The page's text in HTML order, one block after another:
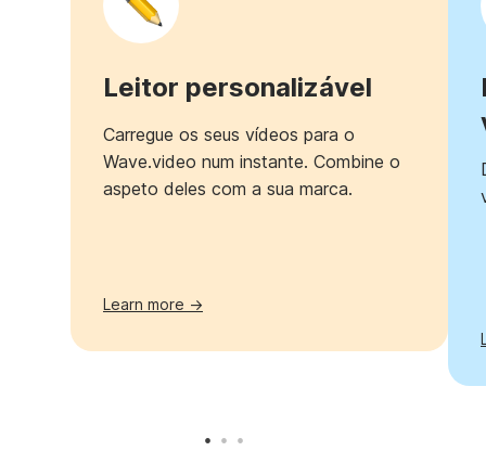
Leitor personalizável
Carregue os seus vídeos para o
Wave.video num instante. Combine o
aspeto deles com a sua marca.
Learn more →